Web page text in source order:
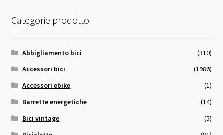
Categorie prodotto
Abbigliamento bici
(310)
Accessori bici
(1986)
Accessori ebike
(1)
Barrette energetiche
(14)
Bici vintage
(5)